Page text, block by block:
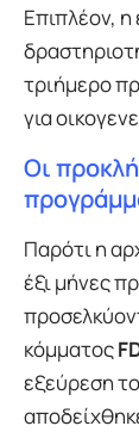
Επιπλέον,
τριήμερο
για
Οι
Παρότι η
έξι μήνες
κόμματος
εξεύρεση